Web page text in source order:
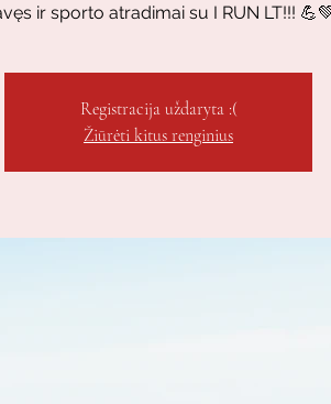
ir sporto atradimai su I RUN LT!!!
Registracija uždaryta :(
Žiūrėti kitus renginius